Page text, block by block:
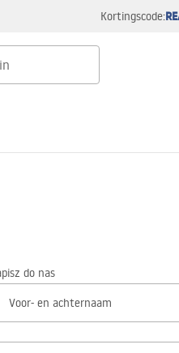
Kortingscode:
do nas
Voor- en achternaam